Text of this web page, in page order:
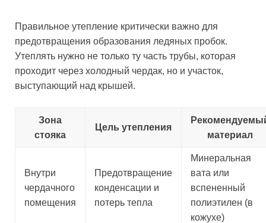
Правильное утепление критически важно для
предотвращения образования ледяных пробок.
Утеплять нужно не только ту часть трубы, которая
проходит через холодный чердак, но и участок,
выступающий над крышей.
Зона
стояка
Цель утепления
материал
Внутри
чердачного
помещения
Предотвращение
конденсации и
потерь тепла
Минеральная
вата или
вспененный
полиэтилен (в
кожухе)